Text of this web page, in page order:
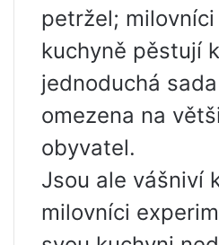
petržel;
kuchyně pěstují
jednoduchá
omezena na
obyvatel.
Jsou ale vášniví
milovníci